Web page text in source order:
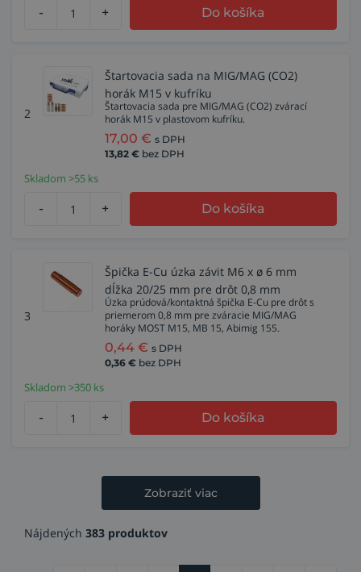
- + Do košíka
2
Štartovacia sada na MIG/MAG (CO2)
horák M15 v kufríku
Štartovacia sada pre MIG/MAG (CO2) zvárací
horák M15 v plastovom kufríku.
17,00 € s DPH
13,82 € bez DPH
Skladom >55 ks
- + Do košíka
3
Špička E-Cu úzka závit M6 x ø 6 mm
dĺžka 20/25 mm pre drôt 0,8 mm
Úzka prúdová/kontaktná špička E-Cu pre drôt s
priemerom 0,8 mm pre zváracie MIG/MAG
horáky MOST M15, MB 15, Abimig 155.
0,44 € s DPH
0,36 € bez DPH
Skladom >350 ks
- + Do košíka
Zobraziť viac
Nájdených 383 produktov